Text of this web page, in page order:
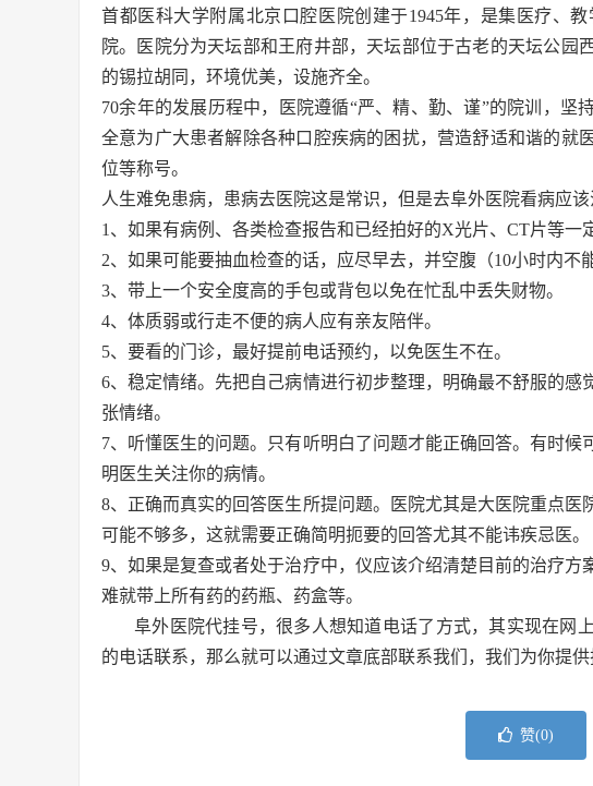
首都医科大学附属北京口腔医院创建于1945年，是集医疗、
院。医院分为天坛部和王府井部，天坛部位于古老的天坛公园
的锡拉胡同，环境优美，设施齐全。
70余年的发展历程中，医院遵循“严、精、勤、谨”的院训，坚
全意为广大患者解除各种口腔疾病的困扰，营造舒适和谐的就
位等称号。
人生难免患病，患病去医院这是常识，但是去阜外医院看病应该
1、如果有病例、各类检查报告和已经拍好的X光片、CT片等一
2、如果可能要抽血检查的话，应尽早去，并空腹（10小时内不
3、带上一个安全度高的手包或背包以免在忙乱中丢失财物。
4、体质弱或行走不便的病人应有亲友陪伴。
5、要看的门诊，最好提前电话预约，以免医生不在。
6、稳定情绪。先把自己病情进行初步整理，明确最不舒服的
张情绪。
7、听懂医生的问题。只有听明白了问题才能正确回答。有时
明医生关注你的病情。
8、正确而真实的回答医生所提问题。医院尤其是大医院重点医
可能不够多，这就需要正确简明扼要的回答尤其不能讳疾忌医。
9、如果是复查或者处于治疗中，仪应该介绍清楚目前的治疗方
难就带上所有药的药瓶、药盒等。
阜外医院代挂号，很多人想知道电话了方式，其实现在网
的电话联系，那么就可以通过文章底部联系我们，我们为你提
赞(0)